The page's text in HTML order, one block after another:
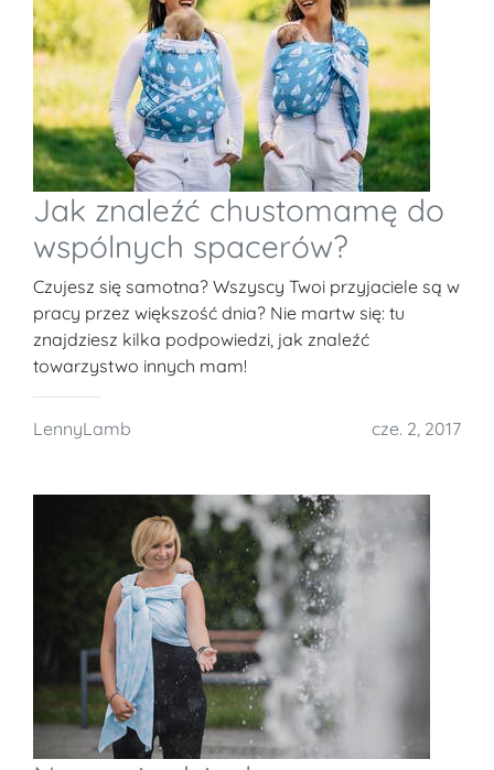
Jak znaleźć chustomamę do
wspólnych spacerów?
Czujesz się samotna? Wszyscy Twoi przyjaciele są w
pracy przez większość dnia? Nie martw się: tu
znajdziesz kilka podpowiedzi, jak znaleźć
towarzystwo innych mam!
LennyLamb cze. 2, 2017